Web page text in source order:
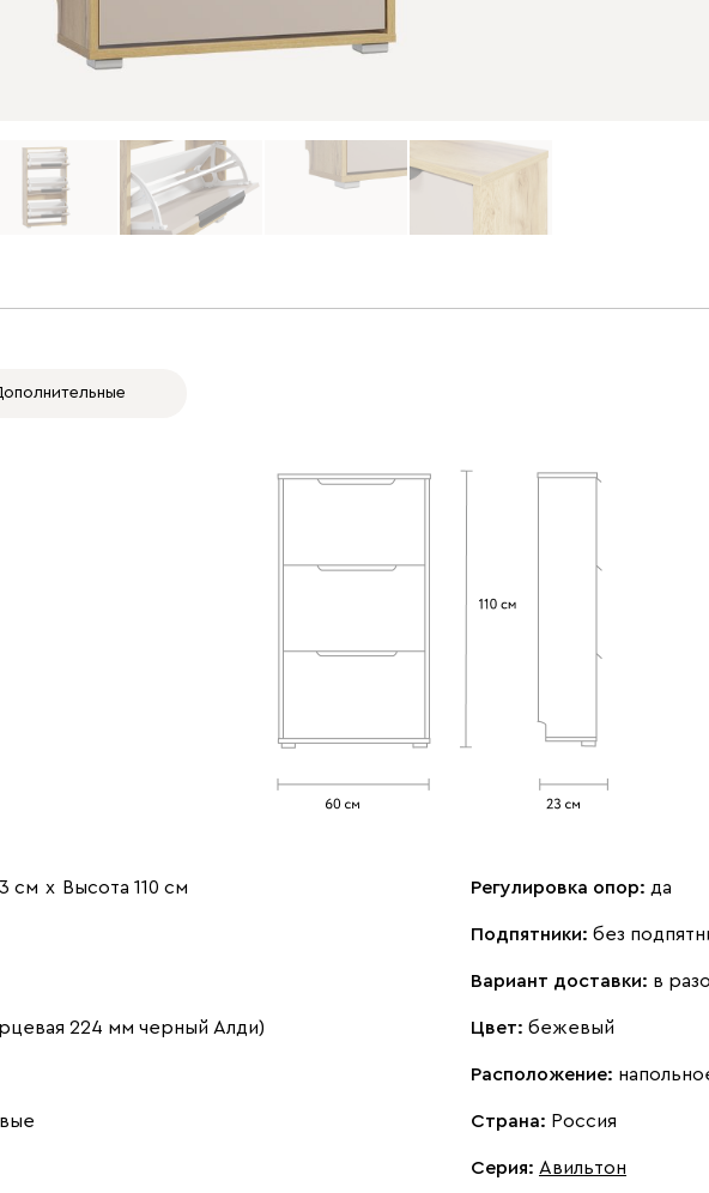
см х Высота 110 см
224 мм черный Алди)
Регулировка опор: да
Подпятники: без
Вариант доставки: в
Цвет: бежевый
Расположение:
Страна: Россия
Серия: Авильтон